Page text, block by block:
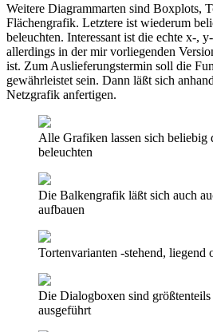
Weitere Diagrammarten sind Boxplots,
Flächengrafik. Letztere ist wiederum
beleuchten. Interessant ist die echte x-,
allerdings in der mir vorliegenden
ist. Zum Auslieferungstermin soll die
gewährleistet sein. Dann läßt sich
Netzgrafik anfertigen.
Alle Grafiken lassen sich beliebig
beleuchten
Die Balkengrafik läßt sich auch
aufbauen
Tortenvarianten -stehend, liegend
Die Dialogboxen sind
ausgeführt